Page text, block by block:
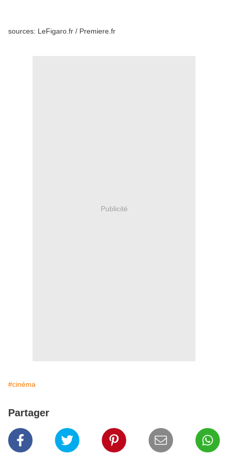
sources: LeFigaro.fr / Premiere.fr
Publicité
#cinéma
Partager